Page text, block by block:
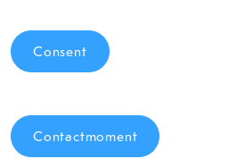
Consent
Contactmoment